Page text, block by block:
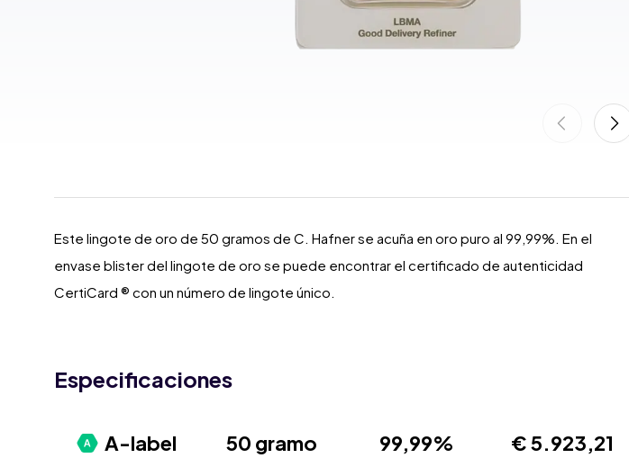
Este lingote de oro de 50 gramos de C. Hafner se acuña en oro puro al 99,99%. En el
envase blister del lingote de oro se puede encontrar el certificado de autenticidad
CertiCard ® con un número de lingote único.
Especificaciones
A-label 50 gramo 99,99% € 5.923,21